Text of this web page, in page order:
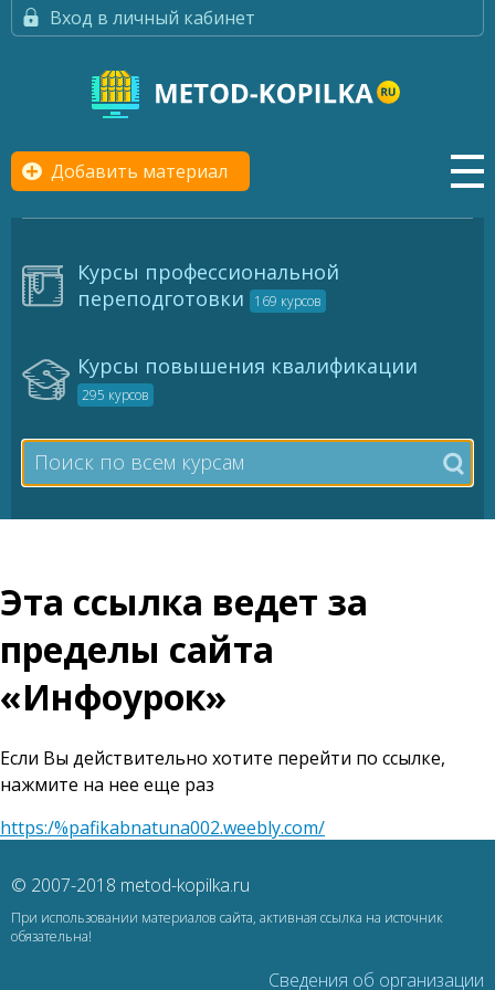
Вход в личный кабинет
Добавить материал
Курсы профессиональной
переподготовки
169 курсов
Курсы повышения квалификации
295 курсов
Эта ссылка ведет за
пределы сайта
«Инфоурок»
Если Вы действительно хотите перейти по ссылке,
нажмите на нее еще раз
https:/%pafikabnatuna002.weebly.com/
© 2007-2018 metod-kopilka.ru
При использовании материалов сайта, активная ссылка на источник
обязательна!
Сведения об организации